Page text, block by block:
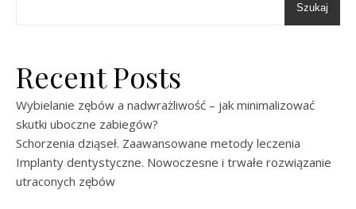
Szukaj
Recent Posts
Wybielanie zębów a nadwrażliwość – jak minimalizować
skutki uboczne zabiegów?
Schorzenia dziąseł. Zaawansowane metody leczenia
Implanty dentystyczne. Nowoczesne i trwałe rozwiązanie
utraconych zębów